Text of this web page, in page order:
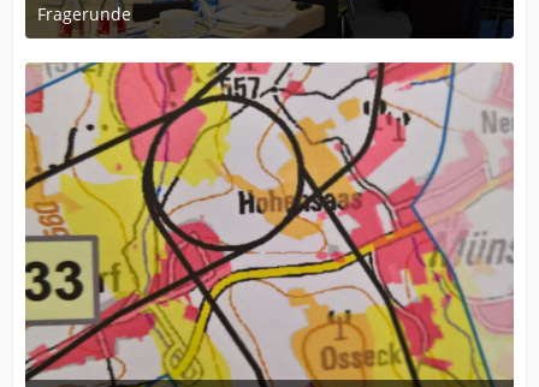
Fragerunde
17. November 2017 um 14:17